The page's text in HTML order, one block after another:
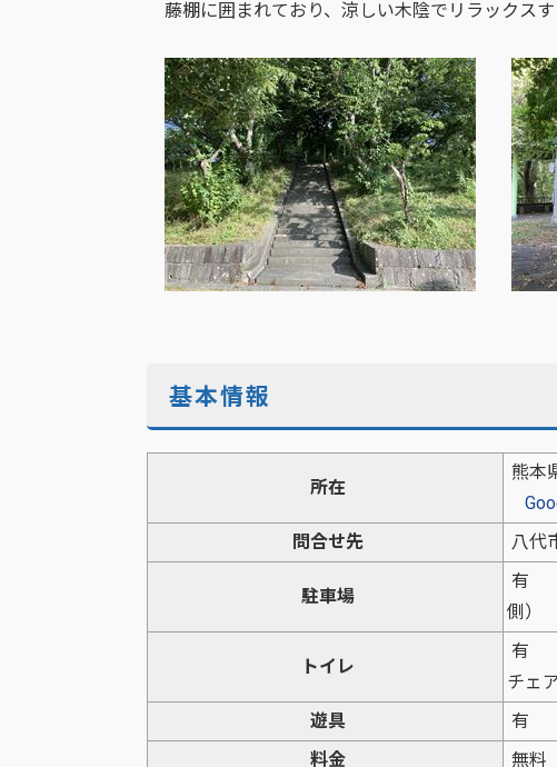
藤棚に囲まれており、涼しい木陰でリラックスす
基本情報
所在
熊本
問合せ先
八代
駐車場
有
側）
トイレ
有
チェ
遊具
有
料金
無料